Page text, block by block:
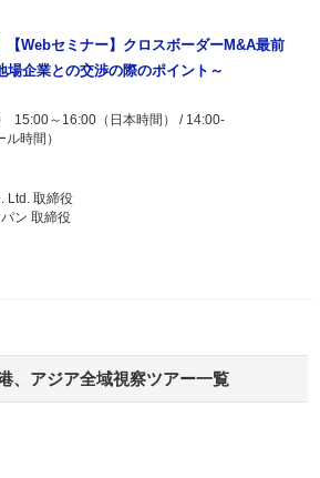
【Webセミナー】クロスボーダーM&A最前
企業との交渉の際のポイント～
15:00～16:00（日本時間） / 14:00-
時間）
Ltd. 取締役
ン 取締役
、アジア全域視察ツアー一覧